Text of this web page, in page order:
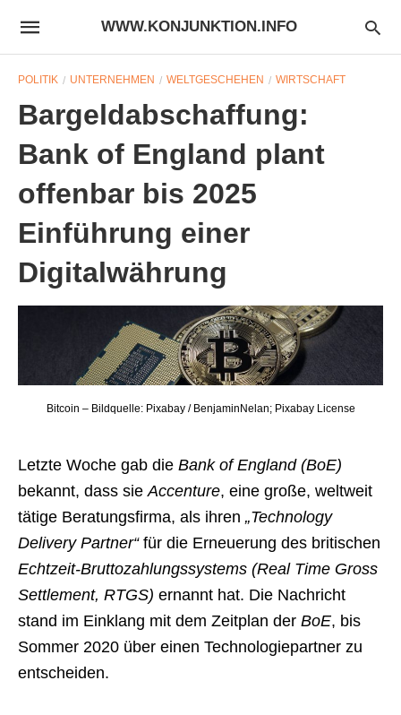
WWW.KONJUNKTION.INFO
POLITIK UNTERNEHMEN WELTGESCHEHEN WIRTSCHAFT
Bargeldabschaffung:
Bank of England plant
offenbar bis 2025
Einführung einer
Digitalwährung
Bitcoin – Bildquelle: Pixabay / BenjaminNelan; Pixabay License
Letzte Woche gab die Bank of England (BoE)
bekannt, dass sie Accenture, eine große, weltweit
tätige Beratungsfirma, als ihren „Technology
Delivery Partner“für die Erneuerung des britischen
Echtzeit-Bruttozahlungssystems (Real Time Gross
Settlement, RTGS) ernannt hat. Die Nachricht
stand im Einklang mit dem Zeitplan der BoE, bis
Sommer 2020 über einen Technologiepartner zu
entscheiden.